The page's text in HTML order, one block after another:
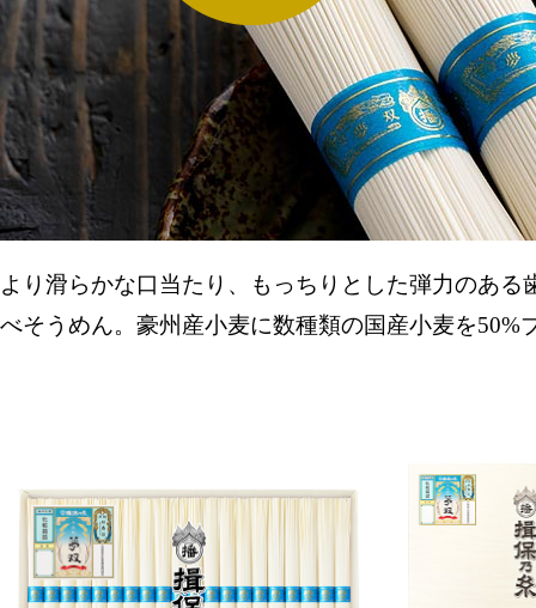
より滑らかな口当たり、もっちりとした弾力のあ
べそうめん。豪州産小麦に数種類の国産小麦を50%